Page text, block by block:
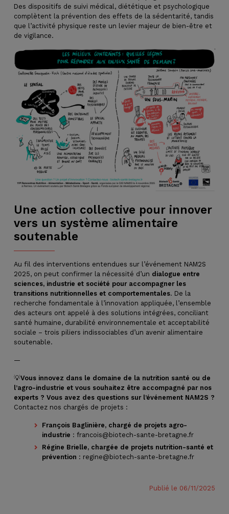
Des dispositifs de suivi médical, diététique et psychologique
complètent la prévention des effets de la sédentarité, tandis
que l’activité physique reste un levier majeur de bien-être et
de vigilance.
Une action collective pour innover
vers un système alimentaire
soutenable
Au fil des interventions entendues sur l’événement NAM2S
2025, on peut confirmer la nécessité d’un dialogue entre
sciences, industrie et société pour accompagner les
transitions nutritionnelles et comportementales. De la
recherche fondamentale à l’innovation appliquée, l’ensemble
des acteurs ont appelé à des solutions intégrées, conciliant
santé humaine, durabilité environnementale et acceptabilité
sociale – trois piliers indissociables d’un avenir alimentaire
soutenable.
—
💡Vous innovez dans le domaine de la nutrition santé ou de
l’agro-industrie et vous souhaitez être accompagné par nos
experts ? Vous avez des questions sur l’événement NAM2S ?
Contactez nos chargés de projets :
François Baglinière, chargé de projets agro-
industrie : francois@biotech-sante-bretagne.fr
Régine Brielle, chargée de projets nutrition-santé et
prévention : regine@biotech-sante-bretagne.fr
Publié le 06/11/2025